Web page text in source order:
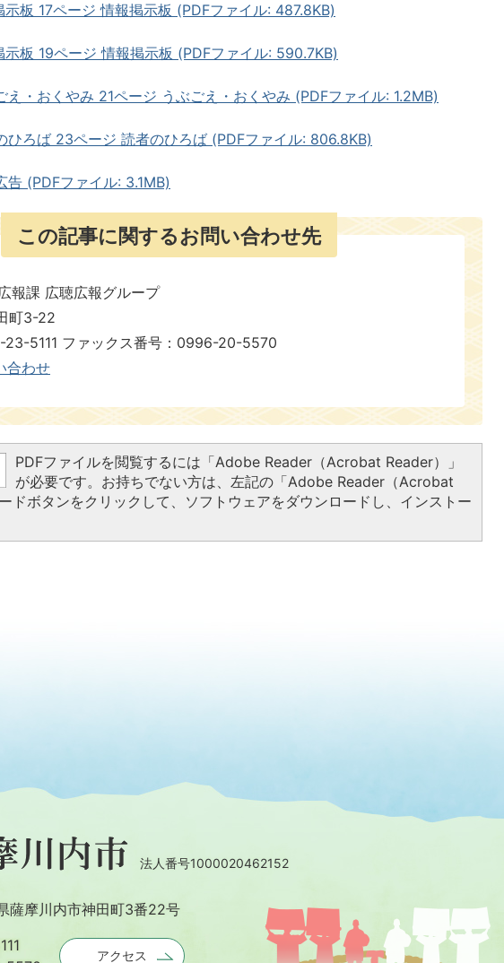
示板 17ページ 情報掲示板 (PDFファイル: 487.8KB)
示板 19ページ 情報掲示板 (PDFファイル: 590.7KB)
え・おくやみ 21ページ うぶごえ・おくやみ (PDFファイル: 1.2MB)
ひろば 23ページ 読者のひろば (PDFファイル: 806.8KB)
告 (PDFファイル: 3.1MB)
この記事に関するお問い合わせ先
報課 広聴広報グループ
町3-22
23-5111 ファックス番号：0996-20-5570
合わせ
PDFファイルを閲覧するには「Adobe Reader（Acrobat Reader）」
が必要です。お持ちでない方は、左記の「Adobe Reader（Acrobat
ドボタンをクリックして、ソフトウェアをダウンロードし、インストー
法人番号1000020462152
摩川内市神田町3番22号
アクセス